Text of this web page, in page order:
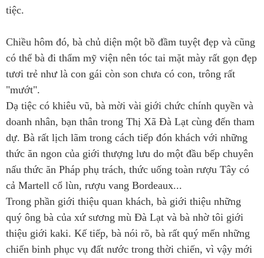
tiệc.
Chiều hôm đó, bà chủ diện một bồ đầm tuyệt đẹp và cũng
có thể bà đi thẩm mỹ viện nên tóc tai mặt mày rất gọn đẹp
tươi trẻ như là con gái còn son chưa có con, trông rất
"mướt".
Dạ tiệc có khiêu vũ, bà mời vài giới chức chính quyền và
doanh nhân, bạn thân trong Thị Xã Đà Lạt cùng đến tham
dự. Bà rất lịch lãm trong cách tiếp đón khách với những
thức ăn ngon của giới thượng lưu do một đầu bếp chuyên
nấu thức ăn Pháp phụ trách, thức uống toàn rượu Tây có
cả Martell cổ lùn, rượu vang Bordeaux...
Trong phần giới thiệu quan khách, bà giới thiệu những
quý ông bà của xứ sương mù Đà Lạt và bà nhờ tôi giới
thiệu giới kaki. Kế tiếp, bà nói rõ, bà rất quý mến những
chiến binh phục vụ đất nước trong thời chiến, vì vậy mới